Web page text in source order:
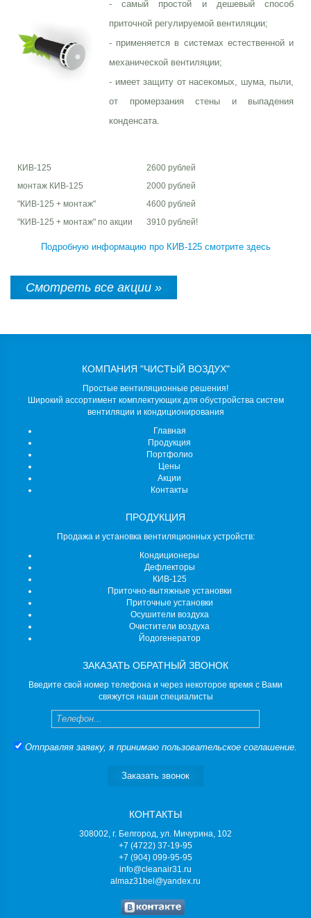
- самый простой и дешевый способ
приточной регулируемой вентиляции;
- применяется в системах естественной и
механической вентиляции;
- имеет защиту от насекомых, шума, пыли,
от промерзания стены и выпадения
конденсата.
КИВ-125
монтаж КИВ-125
"КИВ-125 + монтаж"
"КИВ-125 + монтаж" по акции
2600 рублей
2000 рублей
4600 рублей
3910 рублей!
Подробную информацию про КИВ-125 смотрите здесь
Смотреть все акции »
КОМПАНИЯ "ЧИСТЫЙ ВОЗДУХ"
Простые вентиляционные решения!
Широкий ассортимент комплектующих для обустройства систем
вентиляции и кондиционирования
Главная
Продукция
Портфолио
Цены
Акции
Контакты
ПРОДУКЦИЯ
Продажа и установка вентиляционных устройств:
Кондиционеры
Дефлекторы
КИВ-125
Приточно-вытяжные установки
Приточные установки
Осушители воздуха
Очистители воздуха
Йодогенератор
ЗАКАЗАТЬ ОБРАТНЫЙ ЗВОНОК
Введите свой номер телефона и через некоторое время с Вами
свяжутся наши специалисты
Телефон
Отправляя заявку, я принимаю пользовательское соглашение
Заказать звонок
КОНТАКТЫ
308002, г. Белгород, ул. Мичурина, 102
+7 (4722) 37-19-95
+7 (904) 099-95-95
info@cleanair31.ru
almaz31bel@yandex.ru